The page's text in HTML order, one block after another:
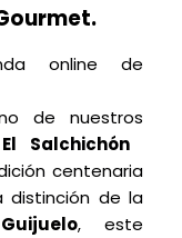
online de
de nuestros
El Salchichón
centenaria
distinción de la
, este